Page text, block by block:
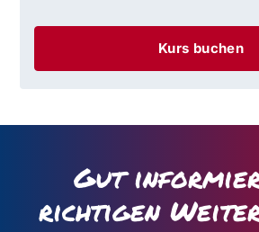
Kurs buchen
Gut
richtigen